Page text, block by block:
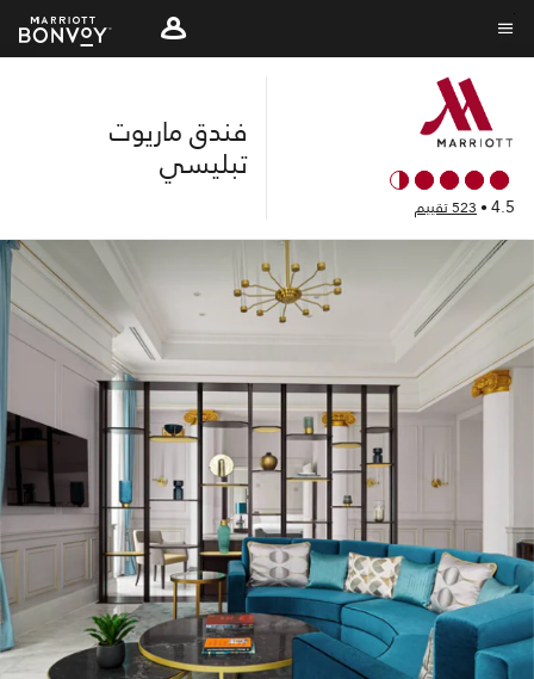
Skip
to
main
content
نص القائمة
4.5
•523 تقييم
فندق ماريوت
تبليسي